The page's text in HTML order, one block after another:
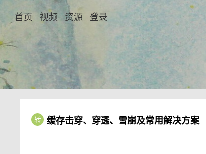
首页 视频 资源 登录
转 缓存击穿、穿透、雪崩及常用解决方案